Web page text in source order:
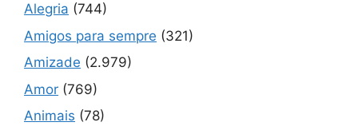
Alegria (744)
Amigos para sempre (321)
Amizade (2.979)
Amor (769)
Animais (78)